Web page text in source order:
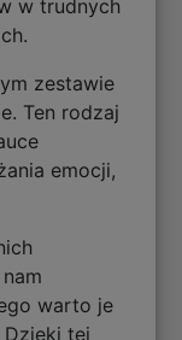
w trudnych
zestawie
Ten rodzaj
emocji,
warto je
tej